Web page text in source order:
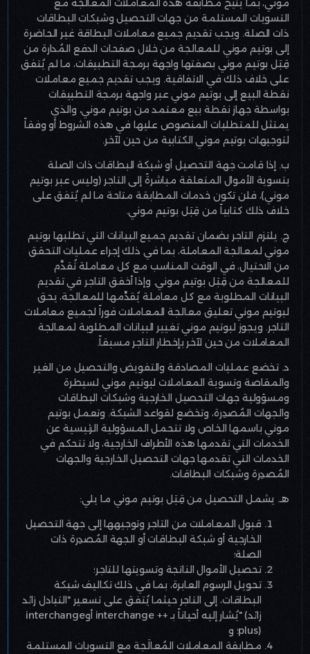
موني، بما يتيح مطابقة هذه المعاملات المُعالَجة مع
التسويات المستلمة من جهات التحصيل وشبكات البطاقات
ذات الصلة. ويجب تقديم جميع معاملات البطاقة غير الحاضرة
إلى بوتيم موني للمعالجة من خلال صفحات الدفع المُدارة من
قِبَل بوتيم موني بصفتها واجهة برمجة التطبيقات، ما لم يُتفق
على خلاف ذلك في الاتفاقية. ويجب تقديم جميع معاملات
نقطة البيع إلى بوتيم موني عبر واجهة برمجة التطبيقات
بواسطة جهاز نقطة بيع معتمد من بوتيم موني، والذي
يمتثل للمتطلبات المنصوص عليها في هذه الشروط أو وفقاً
لتوجيهات بوتيم موني الكتابية من حين لآخر.
ب. إذا قامت جهة التحصيل أو شبكة البطاقات ذات الصلة
بتسوية الأموال المتعلقة مباشرةً إلى التاجر (وليس عبر بوتيم
موني)، فلن تكون خدمات المطابقة متاحة ما لم يُتفق على
خلاف ذلك كتابياً من قِبَل بوتيم موني.
ج. يلتزم التاجر بضمان تقديم جميع البيانات التي تطلبها بوتيم
موني لمعالجة المعاملة، بما في ذلك إجراء عمليات التحقق
من الاحتيال، في الوقت المناسب مع كل معاملة تُقدَّم
للمعالجة من قِبَل بوتيم موني. وإذا أخفق التاجر في تقديم
البيانات المطلوبة مع كل معاملة يُقدِّمها للمعالجة، يحق
لبوتيم موني تعليق معالجة المعاملات فوراً لجميع معاملات
التاجر. ويجوز لبوتيم موني تغيير البيانات المطلوبة لمعالجة
المعاملات من حين لآخر بإخطار التاجر مسبقاً.
د. تخضع عمليات المصادقة والتفويض والتحصيل من الغير
والمقاصة وتسوية المعاملات لبوتيم موني لسيطرة
ومسؤولية جهات التحصيل الخارجية وشبكات البطاقات
والجهات المُصدِرة، وتخضع لقواعد الشبكة. وتعمل بوتيم
موني باسمها الخاص ولا تتحمل المسؤولية الرئيسية عن
الخدمات التي تقدمها هذه الأطراف الخارجية، ولا تتحكم في
الخدمات التي تقدمها جهات التحصيل الخارجية والجهات
المُصدِرة وشبكات البطاقات.
هـ. يشمل التحصيل من قِبَل بوتيم موني ما يلي:
قبول المعاملات من التاجر وتوجيهها إلى جهة التحصيل
الخارجية أو شبكة البطاقات أو الجهة المُصدِرة ذات
الصلة؛
تحصيل الأموال الناتجة وتسويتها للتاجر؛
تحويل الرسوم العابرة، بما في ذلك تكاليف شبكة
البطاقات، إلى التاجر حيثما يُتفق على تسعير "التبادل زائد
زائد" (يُشار إليه أحياناً بـinterchange ++أوinterchange
plus)؛ و
مطابقة المعاملات المُعالَجة مع التسويات المستلمة